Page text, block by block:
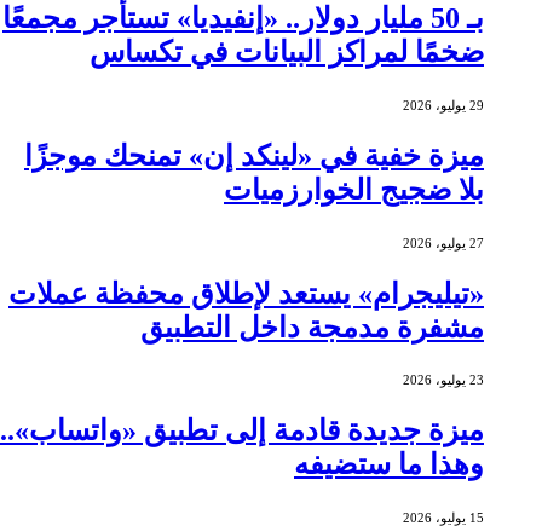
بـ 50 مليار دولار.. «إنفيديا» تستأجر مجمعًا
ضخمًا لمراكز البيانات في تكساس
29 يوليو، 2026
ميزة خفية في «لينكد إن» تمنحك موجزًا
بلا ضجيج الخوارزميات
27 يوليو، 2026
«تيليجرام» يستعد لإطلاق محفظة عملات
مشفرة مدمجة داخل التطبيق
23 يوليو، 2026
ميزة جديدة قادمة إلى تطبيق «واتساب»..
وهذا ما ستضيفه
15 يوليو، 2026